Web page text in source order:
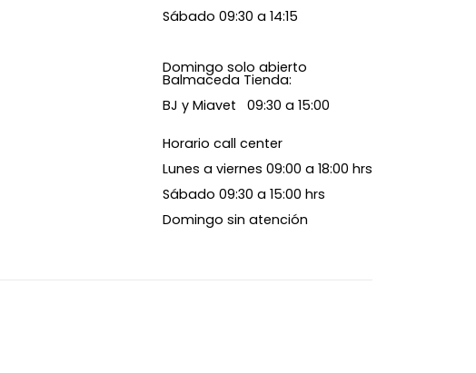
Sábado 09:30 a 14:15
Domingo solo abierto
Balmaceda Tienda:
BJ y Miavet 09:30 a 15:00
Horario call center
Lunes a viernes 09:00 a 18:00 hrs
Sábado 09:30 a 15:00 hrs
Domingo sin atención